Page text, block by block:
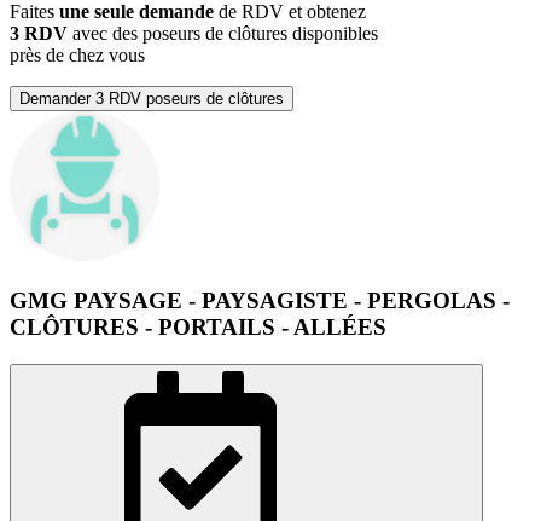
Faites une seule demande de RDV et obtenez
3 RDV avec des poseurs de clôtures disponibles
près de chez vous
Demander 3 RDV poseurs de clôtures
GMG PAYSAGE - PAYSAGISTE - PERGOLAS -
CLÔTURES - PORTAILS - ALLÉES